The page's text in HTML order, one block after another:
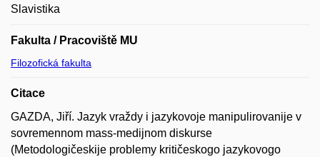
Slavistika
Fakulta / Pracoviště MU
Filozofická fakulta
Citace
GAZDA, Jiří. Jazyk vraždy i jazykovoje manipulirovanije v
sovremennom mass-medijnom diskurse
(Metodologičeskije problemy kritičeskogo jazykovogo